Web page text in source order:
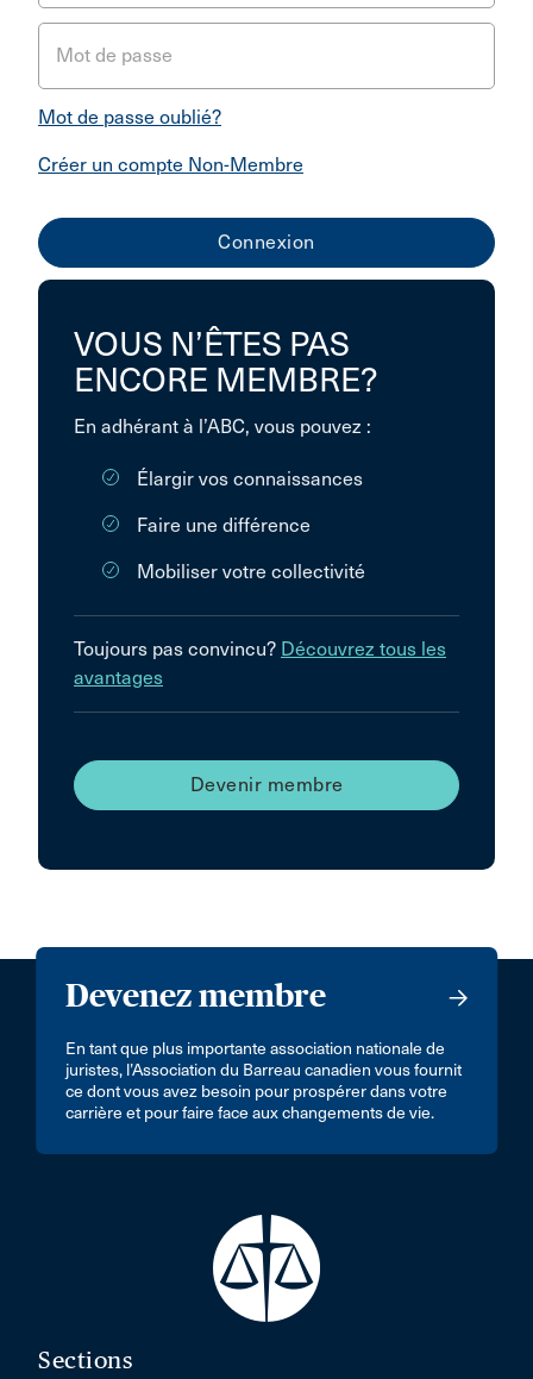
Mot de passe
Mot de passe oublié?
Créer un compte Non-Membre
VOUS N’ÊTES PAS
ENCORE MEMBRE?
En adhérant à l’ABC, vous pouvez :
Élargir vos connaissances
Faire une différence
Mobiliser votre collectivité
Toujours pas convincu? Découvrez tous les
avantages
Devenir membre
Devenez membre
En tant que plus importante association nationale de
juristes, l’Association du Barreau canadien vous fournit
ce dont vous avez besoin pour prospérer dans votre
carrière et pour faire face aux changements de vie.
Sections